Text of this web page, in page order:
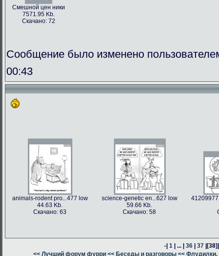
Смешной цен ники
7571.95 Kb.
Скачано: 72
Сообщение было изменено
00:43
animals-rodent pro...477 low
44.63 Kb.
Скачано: 63
science-genetic en...627 low
59.66 Kb.
Скачано: 58
-| 1 | ... | 36 | 37 |[38]
<< Лучший форум фурри << Беседы и разговоры << Флудилки,